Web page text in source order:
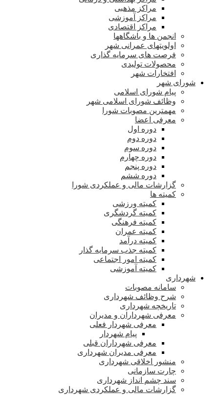
مراکز مذهبی
مراکز آموزشی
مراکز اقتصادی
انجمن ها و باشگاهها
اولویتهای عمرانی شهر
فرصت های سرمایه گذاری
محصولات تولیدی
افتخارات شهر
شورای شهر
پیام شورای اسلامی
وظائف شورای اسلامی شهر
مهمترین مصوبات شورا
معرفی اعضا
دوره اول
دوره دوم
دوره سوم
دوره چهارم
دوره پنجم
دوره ششم
گزارشات مالی و عملکردی شورا
کمیته ها
کمیته ورزشی
کمیته گردشگری
کمیته فرهنگی
کمیته عمران
کمیته درآمد
کمیته جذب سرمایه گذار
کمیته امور اجتماعی
کمیته آموزشی
شهرداری
سامانه مصوبات
شرح وظائف شهرداری
تاریخچه شهرداری
معرفی شهرداران و مدیران
معرفی شهردار فعلی
پیام شهردار
معرفی شهرداران قبلی
معرفی مدیران شهرداری
منشور اخلاقی شهرداری
چارت سازمانی
سند چشم انداز شهرداری
گزارشات مالی و عملکردی شهرداری